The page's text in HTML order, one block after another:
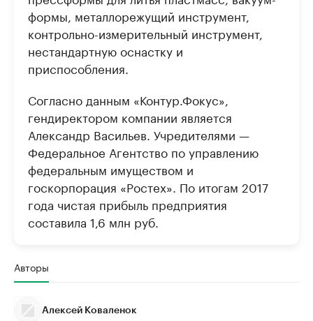
формы, металлорежущий инструмент,
контрольно-измерительный инструмент,
нестандартную оснастку и
приспособления.
Согласно данным «Контур.Фокус»,
гендиректором компании является
Александр Васильев. Учредителями —
Федеральное Агентство по управлению
федеральным имуществом и
госкорпорация «Ростех». По итогам 2017
года чистая прибыль предприятия
составила 1,6 млн руб.
Авторы
Алексей Коваленок